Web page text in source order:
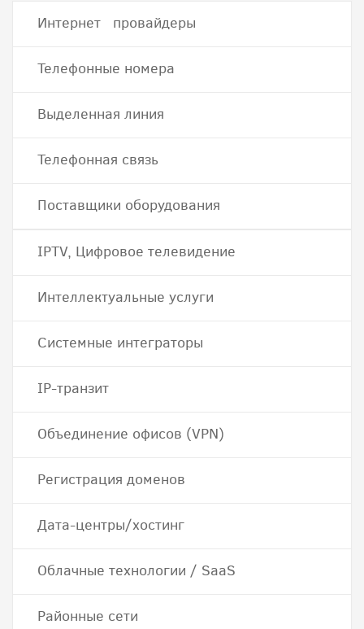
Интернет провайдеры
Телефонные номера
Выделенная линия
Телефонная связь
Поставщики оборудования
IPTV, Цифровое телевидение
Интеллектуальные услуги
Системные интеграторы
IP-транзит
Объединение офисов (VPN)
Регистрация доменов
Дата-центры/хостинг
Облачные технологии / SaaS
Районные сети